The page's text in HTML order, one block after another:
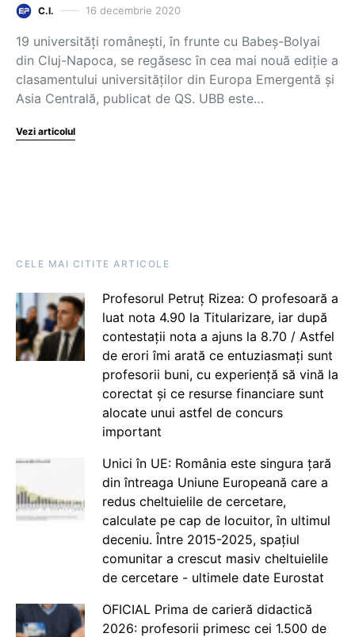
C.I. 16 decembrie 2020
19 universități românești, în frunte cu Babeș-Bolyai
din Cluj-Napoca, se regăsesc în cea mai nouă ediție a
clasamentului universităților din Europa Emergentă și
Asia Centrală, publicat de QS. UBB este…
Vezi articolul
CELE MAI CITITE ARTICOLE
Profesorul Petruț Rizea: O profesoară a
luat nota 4.90 la Titularizare, iar după
contestații nota a ajuns la 8.70 / Astfel
de erori îmi arată ce entuziasmați sunt
profesorii buni, cu experiență să vină la
corectat și ce resurse financiare sunt
alocate unui astfel de concurs
important
Unici în UE: România este singura țară
din întreaga Uniune Europeană care a
redus cheltuielile de cercetare,
calculate pe cap de locuitor, în ultimul
deceniu. Între 2015-2025, spațiul
comunitar a crescut masiv cheltuielile
de cercetare - ultimele date Eurostat
OFICIAL Prima de carieră didactică
2026: profesorii primesc cei 1.500 de